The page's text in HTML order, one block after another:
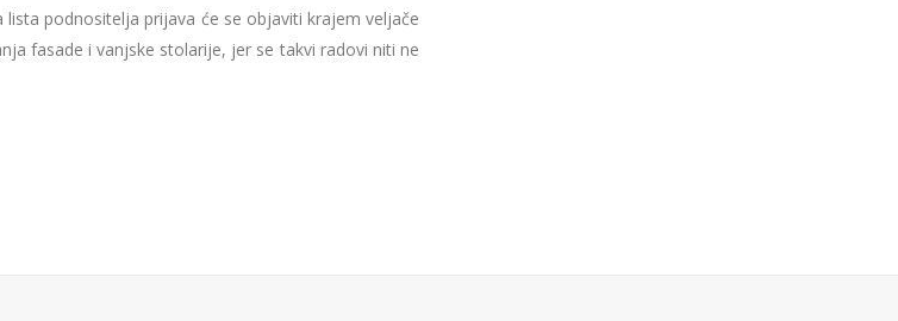
podnositelja prijava će se objaviti krajem veljače
fasade i vanjske stolarije, jer se takvi radovi niti ne